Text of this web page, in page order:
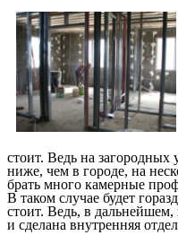
стоит. Ведь на загородных
ниже, чем в городе, на
брать много камерные
В таком случае будет
стоит. Ведь, в дальнейшем,
и сделана внутренняя